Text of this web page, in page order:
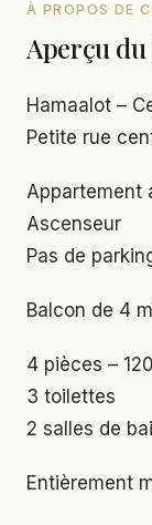
À PROPOS DE
Aperçu
Hamaalot –
Petite rue
Appartement
Ascenseur
Pas de
Balcon de 4
4 pièces –
3 toilettes
2 salles de
Entièrement